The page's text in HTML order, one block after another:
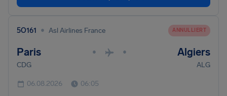
5O161 • Asl Airlines France ANNULLIERT
Paris • • Algiers
CDG ALG
06.08.2026 06:05